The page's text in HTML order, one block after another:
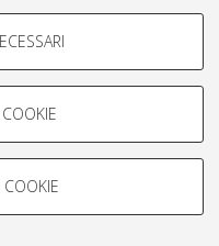
le caratteristiche della
base al loro comportamento
COOKIE
[L-DM509] - Forli'
di impianti per la
per imbarcazione da
di Bologna, Corso di
- Forli'